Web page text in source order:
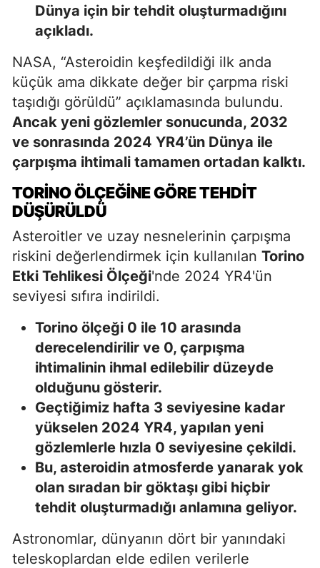
Dünya için bir tehdit oluşturmadığını
açıkladı.
NASA, “Asteroidin keşfedildiği ilk anda
küçük ama dikkate değer bir çarpma riski
taşıdığı görüldü” açıklamasında bulundu.
Ancak yeni gözlemler sonucunda, 2032
ve sonrasında 2024 YR4’ün Dünya ile
çarpışma ihtimali tamamen ortadan kalktı.
TORINO ÖLÇEĞINE GÖRE TEHDIT
DÜŞÜRÜLDÜ
Asteroitler ve uzay nesnelerinin çarpışma
riskini değerlendirmek için kullanılan Torino
Etki Tehlikesi Ölçeği'nde 2024 YR4'ün
seviyesi sıfıra indirildi.
Torino ölçeği 0 ile 10 arasında
derecelendirilir ve 0, çarpışma
ihtimalinin ihmal edilebilir düzeyde
olduğunu gösterir.
Geçtiğimiz hafta 3 seviyesine kadar
yükselen 2024 YR4, yapılan yeni
gözlemlerle hızla 0 seviyesine çekildi.
Bu, asteroidin atmosferde yanarak yok
olan sıradan bir göktaşı gibi hiçbir
tehdit oluşturmadığı anlamına geliyor.
Astronomlar, dünyanın dört bir yanındaki
teleskoplardan elde edilen verilerle